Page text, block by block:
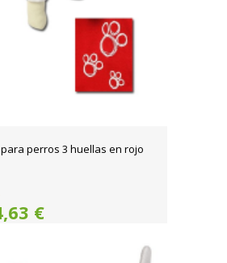
perros 3 huellas en rojo
€